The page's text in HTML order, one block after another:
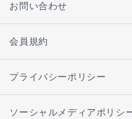
お問い合わせ
会員規約
プライバシーポリシー
ソーシャルメディアポリシ